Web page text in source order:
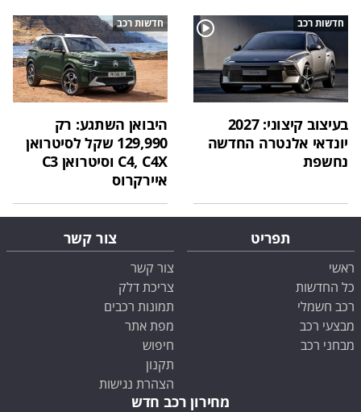
חדשות רכב
בעיצוב קיצוני: 2027
יונדאי אלנטרה החדשה
נחשפת
חדשות רכב
היבואן השתגע: רק
129,990 שקל לסיטרואן
C4, C4X וסיטרואן C3
איירקרוס
תפריט
ראשי
כל החדשות
רכב חשמלי
מבצעי רכב
מבחני רכב
צור קשר
צור קשר
צריכת דלק
תמונות רכבים
מפת אתר
חיפוש
תקנון
הצהרת נגישות
מחירון רכב חדש